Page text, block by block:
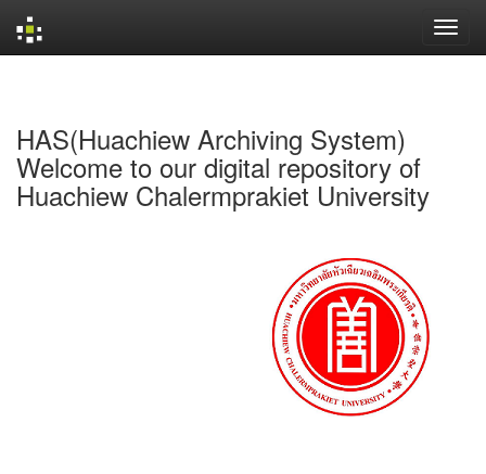
HAS(Huachiew Archiving System)
Welcome to our digital repository of
Huachiew Chalermprakiet University